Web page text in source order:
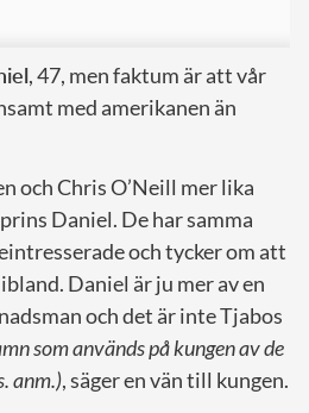
, 47, men faktum är att vår
med amerikanen än
och Chris O’Neill mer lika
Daniel. De har samma
och tycker om att
Daniel är ju mer av en
och det är inte Tjabos
som används på kungen av de
anm.), säger en vän till kungen.